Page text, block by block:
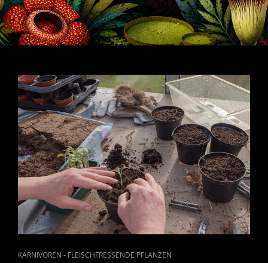
CAT
KARNIVOREN - FLEISCHFRESSENDE PFLANZEN